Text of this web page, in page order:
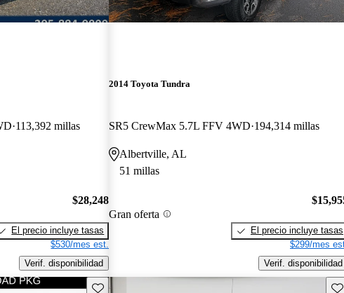
113,392 millas
$28,248
El precio incluye tasas
$530/mes est.
Verif. disponibilidad
2014 Toyota Tundra
SR5 CrewMax 5.7L FFV 4WD 194,314 millas
Albertville, AL
51 millas
Gran oferta
El precio incluye tasas
$299/mes
Verif. disponibilidad
Guarda este Aviso